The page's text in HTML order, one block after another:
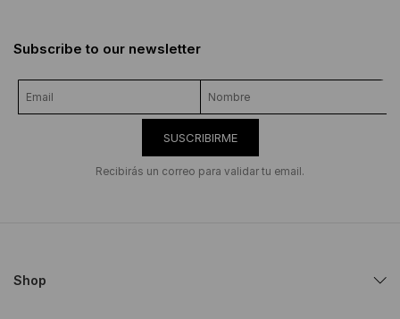
Subscribe to our newsletter
SUSCRIBIRME
Recibirás un correo para validar tu email.
Shop